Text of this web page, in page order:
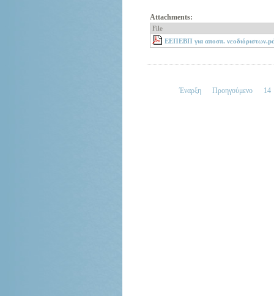
Attachments:
File
ΕΕΠΕΒΠ για αποσπ.
Έναρξη Προηγούμενο 14